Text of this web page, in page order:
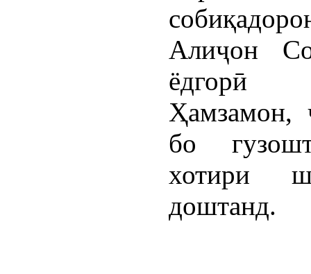
Алиҷон
ёдгорӣ
Ҳамзамон,
бо
хотири
доштанд.